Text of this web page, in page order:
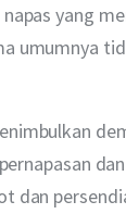
yang
umumnya
dan